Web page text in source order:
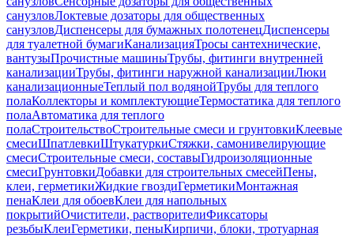
санузловЛоктевые дозаторы для общественных
санузловДиспенсеры для бумажных полотенецДиспенсеры
для туалетной бумагиКанализацияТросы сантехнические,
вантузыПрочистные машиныТрубы, фитинги внутренней
канализацииТрубы, фитинги наружной канализацииЛюки
канализационныеТеплый пол водянойТрубы для теплого
полаКоллекторы и комплектующиеТермостатика для теплого
полаАвтоматика для теплого
полаСтроительствоСтроительные смеси и грунтовкиКлеевые
смесиШпатлевкиШтукатуркиСтяжки, самонивелирующие
смесиСтроительные смеси, составыГидроизоляционные
смесиГрунтовкиДобавки для строительных смесейПены,
клеи, герметикиЖидкие гвоздиГерметикиМонтажная
пенаКлеи для обоевКлеи для напольных
покрытийОчистители, растворителиФиксаторы
резьбыКлеиГерметики, пеныКирпичи, блоки, тротуарная